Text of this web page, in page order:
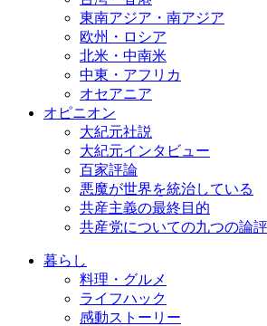
東南アジア・南アジア
欧州・ロシア
北米・中南米
中東・アフリカ
オセアニア
オピニオン
大紀元社説
大紀元インタビュー
百家評論
悪魔が世界を統治している
共産主義の最終目的
共産党についての九つの論評
暮らし
料理・グルメ
ライフハック
感動ストーリー